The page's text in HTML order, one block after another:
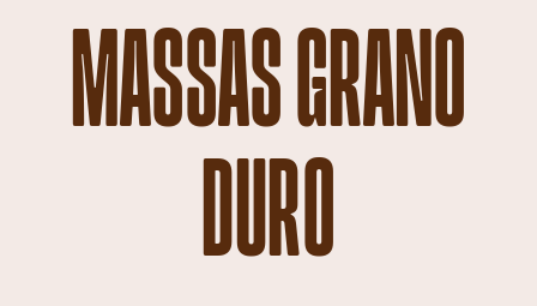
MASSAS GRANO
DURO